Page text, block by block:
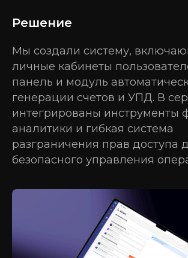
Решение
Мы создали систему,
личные кабинеты
панель и модуль
генерации счетов и УПД. В
интегрированы инструменты
аналитики и гибкая система
разграничения прав доступа
безопасного управления